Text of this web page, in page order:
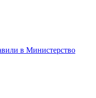
в Министерство